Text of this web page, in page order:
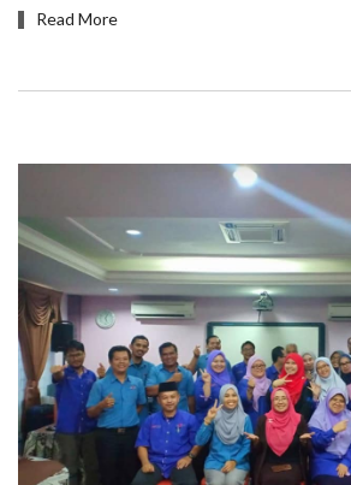
Read More